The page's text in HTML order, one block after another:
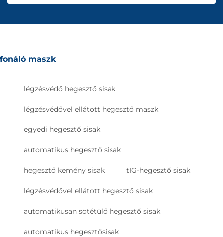
fonáló maszk
légzésvédő hegesztő sisak
légzésvédővel ellátott hegesztő maszk
egyedi hegesztő sisak
automatikus hegesztő sisak
hegesztő kemény sisak tIG-hegesztő sisak
légzésvédővel ellátott hegesztő sisak
automatikusan sötétülő hegesztő sisak
automatikus hegesztősisak